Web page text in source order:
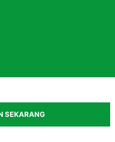
SEKARANG